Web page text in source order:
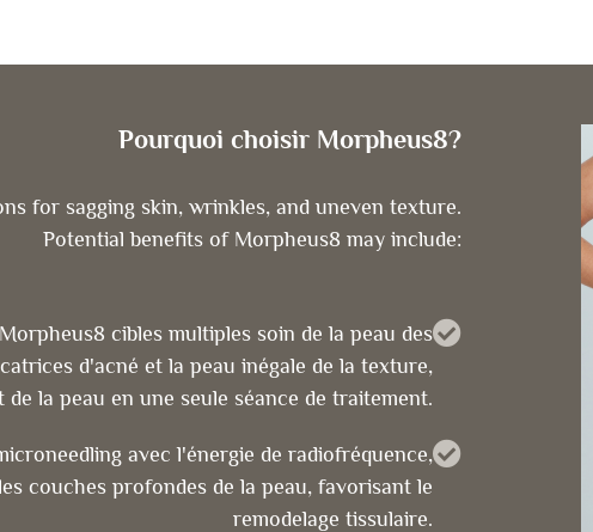
Pourquoi choisir Morpheus8?
for sagging skin, wrinkles, and uneven texture.
Potential benefits of Morpheus8 may include:
cibles multiples soin de la peau des
d'acné et la peau inégale de la texture,
de la peau en une seule séance de traitement.
avec l'énergie de radiofréquence,
couches profondes de la peau, favorisant le
remodelage tissulaire.